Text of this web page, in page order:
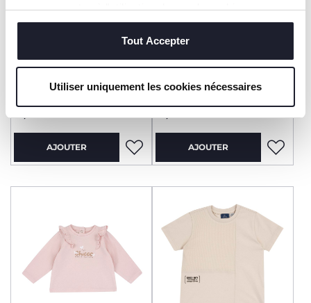
vous consentez à l'utilisation des seuls cookies
techniques, qui sont essentiels au service demandé.
Tout Accepter
Utiliser uniquement les cookies nécessaires
T-shirt manches longues
AJOUTER
+ COULEURS
T-shirt manches longues
AJOUTER